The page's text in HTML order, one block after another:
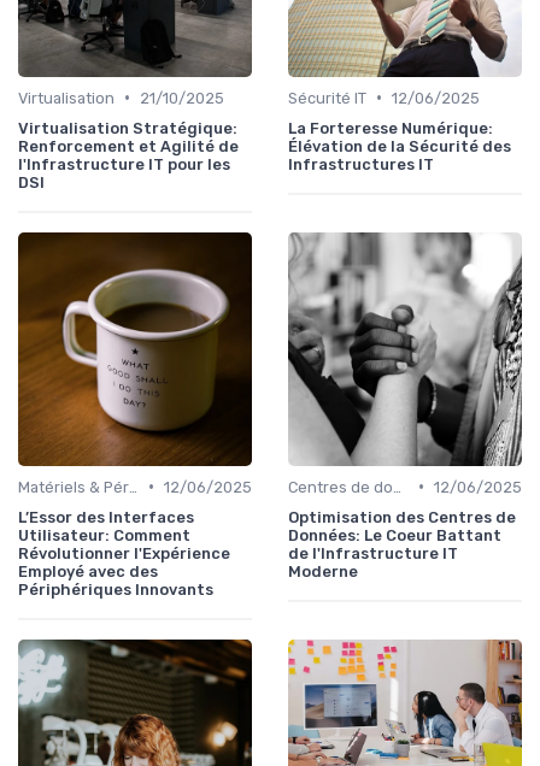
Virtualisation •
21/10/2025
Virtualisation Stratégique:
Renforcement et Agilité de
l'Infrastructure IT pour les
DSI
Sécurité IT • 12/06/2025
La Forteresse Numérique:
Élévation de la Sécurité des
Infrastructures IT
• 12/06/2025
L’Essor des Interfaces
Utilisateur: Comment
Révolutionner l'Expérience
Employé avec des
Périphériques Innovants
• 12/06/2025
Optimisation des Centres de
Données: Le Coeur Battant
de l'Infrastructure IT
Moderne